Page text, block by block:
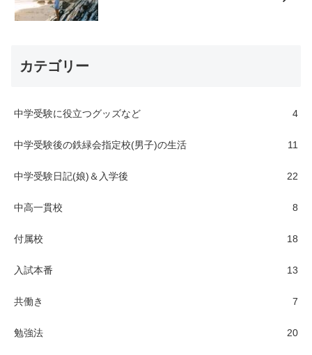
カテゴリー
中学受験に役立つグッズなど 4
中学受験後の鉄緑会指定校(男子)の生活 11
中学受験日記(娘)＆入学後 22
中高一貫校 8
付属校 18
入試本番 13
共働き 7
勉強法 20